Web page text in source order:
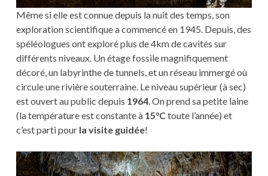
Même si elle est connue depuis la nuit des temps, son
exploration scientifique a commencé en 1945. Depuis, des
spéléologues ont exploré plus de 4km de cavités sur
différents niveaux. Un étage fossile magnifiquement
décoré, un labyrinthe de tunnels, et un réseau immergé où
circule une rivière souterraine. Le niveau supérieur (à sec)
est ouvert au public depuis 1964. On prend sa petite laine
(la température est constante à 15°Ctoute l’année) et
c’est parti pour la visite guidée!